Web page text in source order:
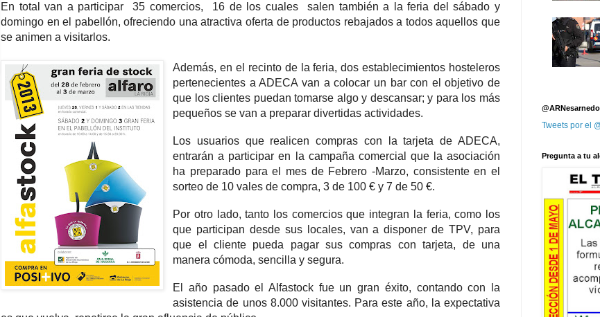
En total van a participar 35 comercios, 16 de los cuales salen también a la feria del sábado y
domingo en el pabellón, ofreciendo una atractiva oferta de productos rebajados a todos aquellos que
se animen a visitarlos.
Además, en el recinto de la feria, dos establecimientos hosteleros
pertenecientes a ADECA van a colocar un bar con el objetivo de
que los clientes puedan tomarse algo y descansar; y para los más
pequeños se van a preparar divertidas actividades.
Los usuarios que realicen compras con la tarjeta de ADECA,
entrarán a participar en la campaña comercial que la asociación
ha preparado para el mes de Febrero -Marzo, consistente en el
sorteo de 10 vales de compra, 3 de 100 € y 7 de 50 €.
Por otro lado, tanto los comercios que integran la feria, como los
que participan desde sus locales, van a disponer de TPV, para
que el cliente pueda pagar sus compras con tarjeta, de una
manera cómoda, sencilla y segura.
El año pasado el Alfastock fue un gran éxito, contando con la
asistencia de unos 8.000 visitantes. Para este año, la expectativa
@ARNesarnedo
Tweets por el
Pregunta a tu